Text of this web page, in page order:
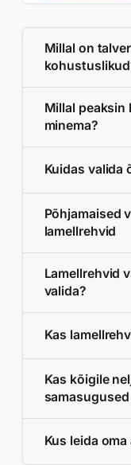
Millal on
Millal peaksin
minema?
Kuidas valida
Põhjamaised
lamellrehvid
Lamellrehvid
valida?
Kas
Kas kõigile
Kus leida